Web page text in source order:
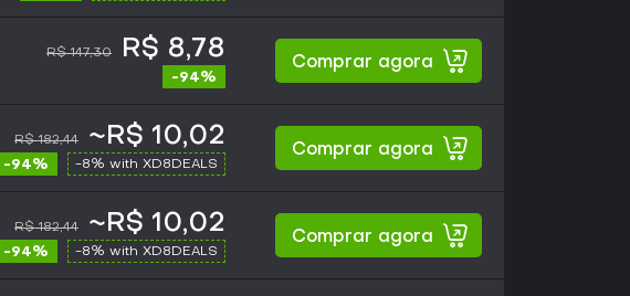
R$ 147,30 R$ 8,78
-94%
Comprar agora
R$ 182,44 ~R$ 10,02
-94% -8% with XD8DEALS
Comprar agora
R$ 182,44 ~R$ 10,02
-94% -8% with XD8DEALS
Comprar agora